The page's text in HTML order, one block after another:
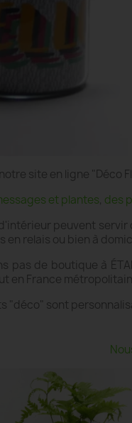
site en ligne "Déco
et plantes, des
peuvent
relais ou bien à
pas de boutique à
en France
"déco" sont